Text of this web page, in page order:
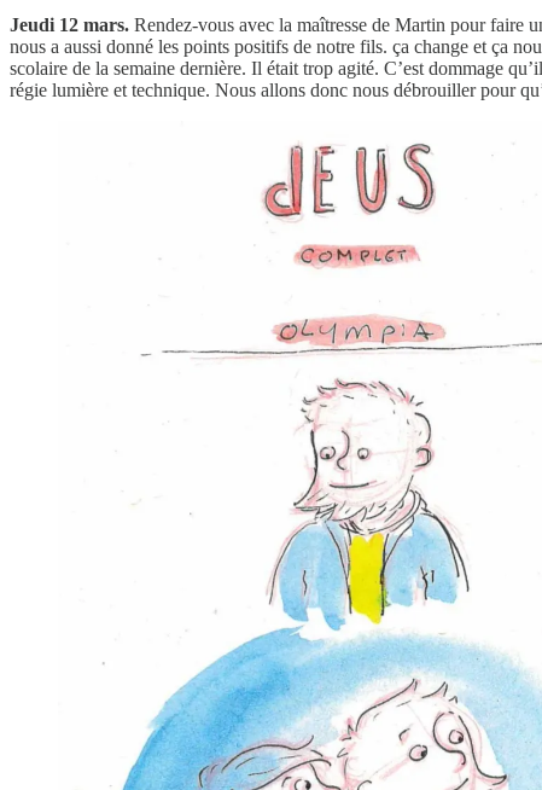
Jeudi 12 mars. Rendez-vous avec la maîtresse de Martin pour faire
nous a aussi donné les points positifs de notre fils. ça change et ça
scolaire de la semaine dernière. Il était trop agité. C’est dommage
régie lumière et technique. Nous allons donc nous débrouiller pour